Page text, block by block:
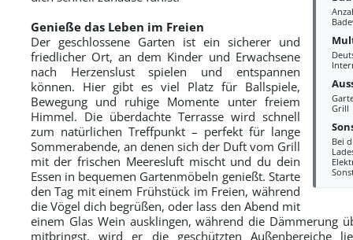
Grill
Bei
Genieße das Leben im Freien
Der geschlossene Garten ist ein sicherer und
friedlicher Ort, an dem Kinder und Erwachsene
nach Herzenslust spielen und entspannen
können. Hier gibt es viel Platz für Ballspiele,
Bewegung und ruhige Momente unter freiem
Himmel. Die überdachte Terrasse wird schnell
zum natürlichen Treffpunkt – perfekt für lange
Sommerabende, an denen sich der Duft vom Grill
mit der frischen Meeresluft mischt und du dein
Essen in bequemen Gartenmöbeln genießt. Starte
den Tag mit einem Frühstück im Freien, während
die Vögel dich begrüßen, oder lass den Abend mit
einem Glas Wein ausklingen, während die Dämmerung
mitbringst, wird er die geschützten Außenbereiche